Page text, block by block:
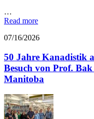
…
Read more
07/16/2026
50 Jahre Kanadistik
Besuch von Prof.
Manitoba